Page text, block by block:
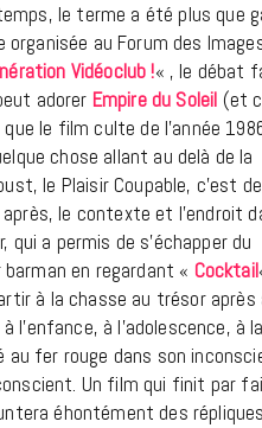
le terme a été plus que
au Forum des
Vidéoclub !« , le débat
adorer Empire du Soleil (et
le film culte de l’année
chose allant au delà de la
le Plaisir Coupable, c’est
le contexte et l’endroit
qui a permis de s’échapper du
en regardant « Cocktail
à la chasse au trésor après
l’enfance, à l’adolescence, à la
au fer rouge dans son
Un film qui finit par
éhontément des
BONS
Les Eclatantes :
concerts, expos,
à la Cité des